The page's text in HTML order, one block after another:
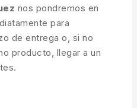
nos pondremos en
para
de entrega o, si no
producto, llegar a un